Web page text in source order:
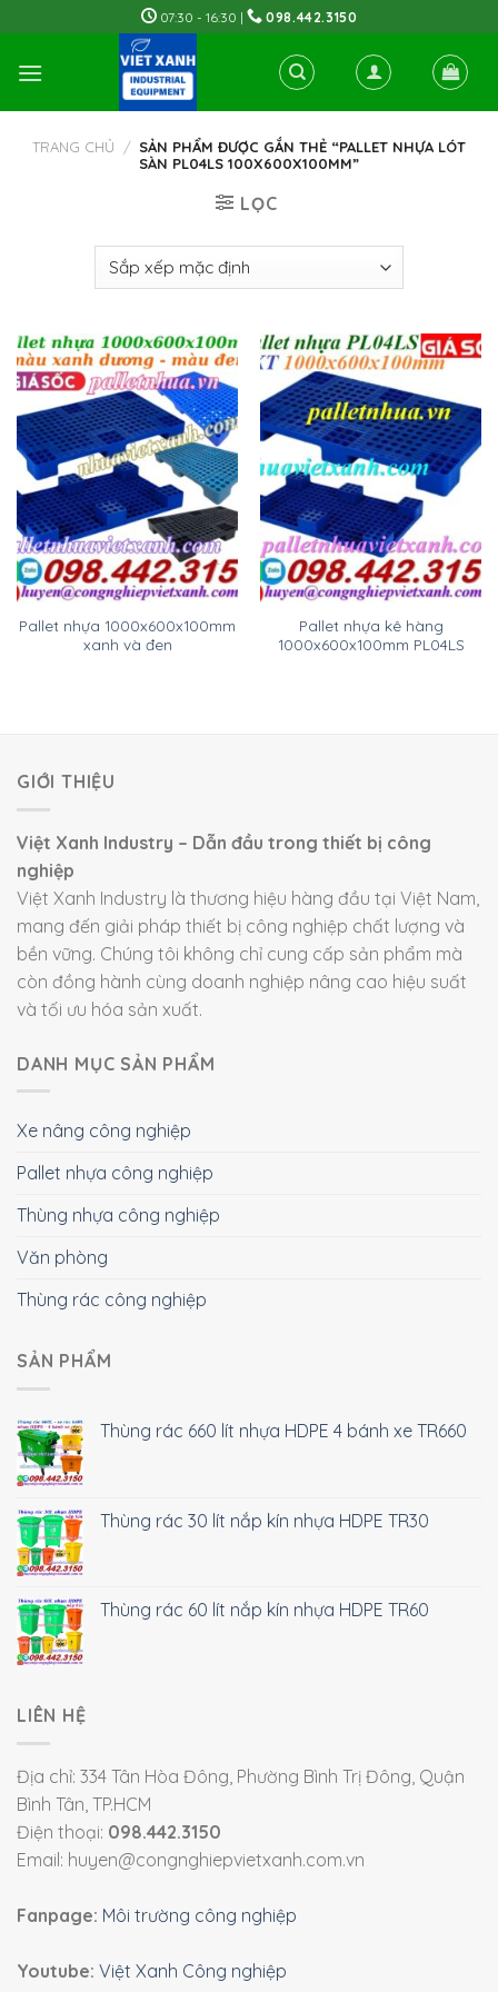
to
content
07:30 - 16:30 | 098.442.3150
TRANG CHỦ / SẢN PHẨM ĐƯỢC GẮN THẺ “PALLET NHỰA LÓT
SÀN PL04LS 100X600X100MM”
LỌC
Pallet nhựa 1000x600x100mm
xanh và đen
Pallet nhựa kê hàng
1000x600x100mm PL04LS
GIỚI THIỆU
Việt Xanh Industry – Dẫn đầu trong thiết bị công
nghiệp
Việt Xanh Industry là thương hiệu hàng đầu tại Việt Nam,
mang đến giải pháp thiết bị công nghiệp chất lượng và
bền vững. Chúng tôi không chỉ cung cấp sản phẩm mà
còn đồng hành cùng doanh nghiệp nâng cao hiệu suất
và tối ưu hóa sản xuất.
DANH MỤC SẢN PHẨM
Xe nâng công nghiệp
Pallet nhựa công nghiệp
Thùng nhựa công nghiệp
Văn phòng
Thùng rác công nghiệp
SẢN PHẨM
Thùng rác 660 lít nhựa HDPE 4 bánh xe TR660
Thùng rác 30 lít nắp kín nhựa HDPE TR30
Thùng rác 60 lít nắp kín nhựa HDPE TR60
LIÊN HỆ
Địa chỉ: 334 Tân Hòa Đông, Phường Bình Trị Đông, Quận
Bình Tân, TP.HCM
Điện thoại: 098.442.3150
Email: huyen@congnghiepvietxanh.com.vn
Fanpage: Môi trường công nghiệp
Youtube: Việt Xanh Công nghiệp